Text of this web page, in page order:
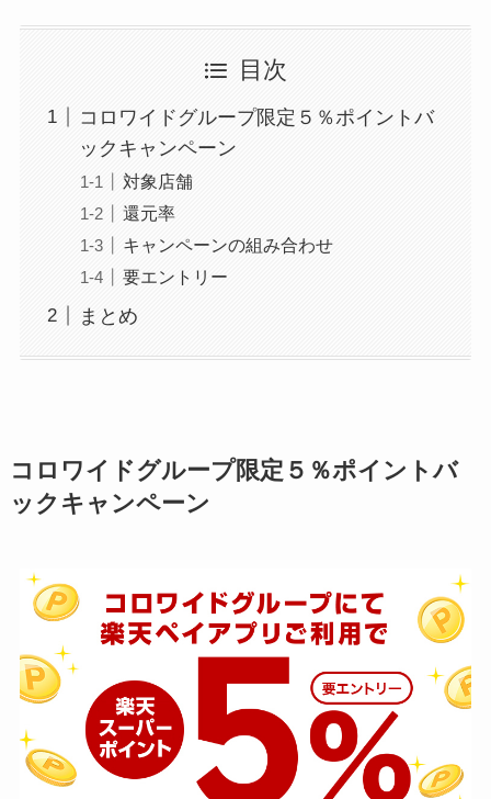
目次
コロワイドグループ限定５％ポイントバ
ックキャンペーン
対象店舗
還元率
キャンペーンの組み合わせ
要エントリー
まとめ
コロワイドグループ限定５％ポイントバ
ックキャンペーン